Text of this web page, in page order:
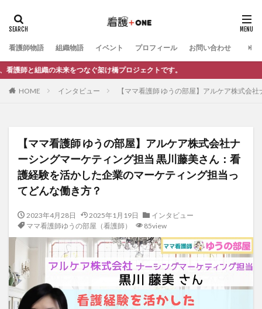
看護師物語 組織物語 イベント プロフィール お問い合わせ
をつなぐ架け橋プロジェクトです。
HOME インタビュー 【ママ看護師 ゆうの部屋】アルケア株式会
【ママ看護師 ゆうの部屋】アルケア株式会社ナ
ーシングマーケティング担当 黒川藤美さん：看
護経験を活かした企業のマーケティング担当っ
てどんな働き方？
2023年4月28日 2025年1月19日
インタビュー
ママ看護師ゆうの部屋（看護師）
85view
カテゴリー
タグ
リーダーシップ
キャリア相談
マネジメント
キャリア・働き方
インタビュー記事（看護＋ONE）
インタビュー動画（看護＋ONE）
夢かたる人
ママ看護師ゆうの部屋（看護師）
ママ看護師ゆうの部屋（他業種）
教えて○○先生！
ブログ
検索